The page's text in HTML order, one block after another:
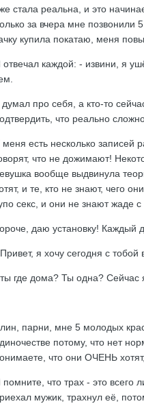
стала реальна, и это
за вчера мне
купила покатаю, меня
отвечал каждой: - извини, я
думал про себя, а кто-то
что реально
меня есть несколько записей
что не дожимают!
вообще выдвинула
и те, кто не знают, чего
секс, и они не знают жаде
даю установку! Каждый
я хочу сегодня с тобой
где дома? Ты одна? Сейчас
парни, мне 5 молодых
потому, что нет
что они ОЧЕНЬ
помните, что трах - это всего
мужик, трахнул её,